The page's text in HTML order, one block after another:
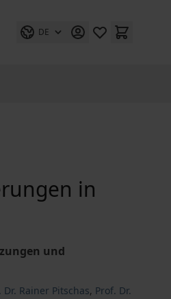
DE
in
und
Dr. Rainer Pitschas, Prof. Dr.